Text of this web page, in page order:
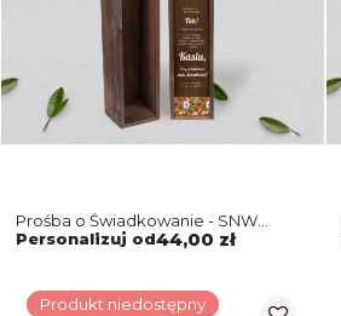
Prośba o Świadkowanie - SNW
brązowa Retro Style Motyw 1
Personalizuj od44,00 zł
Produkt niedostępny